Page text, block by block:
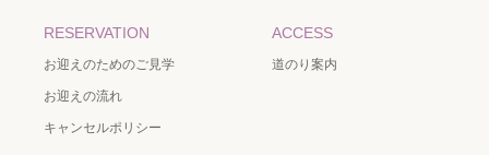
RESERVATION
お迎えのためのご見学
お迎えの流れ
キャンセルポリシー
ACCESS
道のり案内